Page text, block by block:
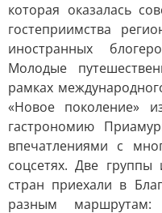
которая оказалась
гостеприимства
иностранных
Молодые
рамках
«Новое поколение»
гастрономию
впечатлениями с
соцсетях. Две группы
стран приехали в
разным